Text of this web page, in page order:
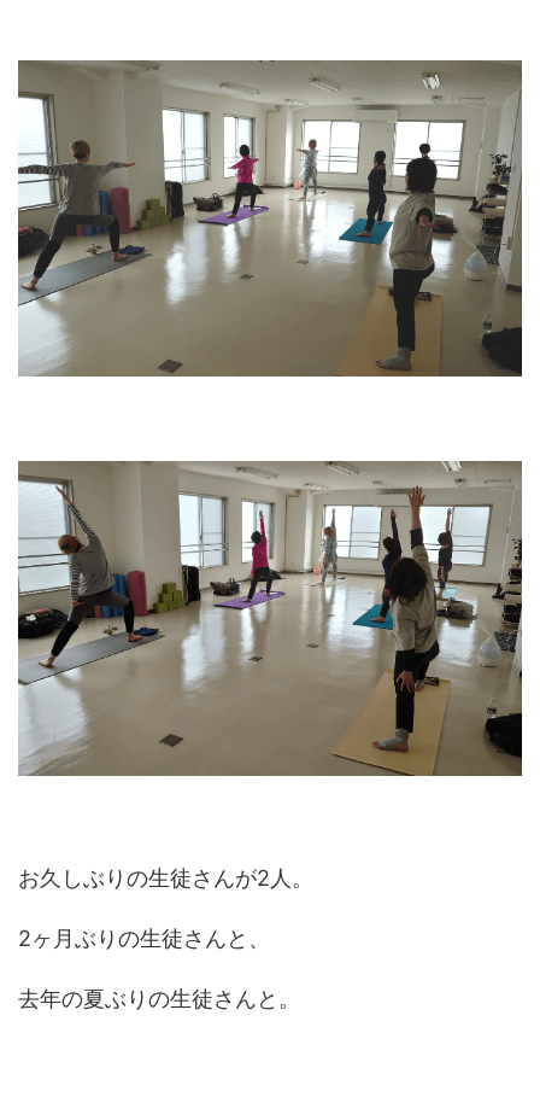
お久しぶりの生徒さんが2人。
2ヶ月ぶりの生徒さんと、
去年の夏ぶりの生徒さんと。